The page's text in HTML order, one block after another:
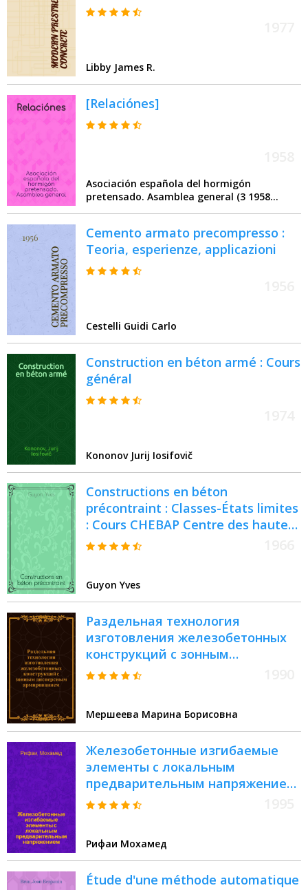
Libby James R.
[Relaciónes]
Asociación española del hormigón
pretensado. Asamblea general (3 1958
Cemento armato precompresso :
Teoria, esperienze, applicazioni
Cestelli Guidi Carlo
Construction en béton armé : Cours
général
Kononov Jurij Iosifovič
Constructions en béton
précontraint : Classes-États limites
: Cours CHEBAP Centre des hautes
études du béton armé et du béton
Guyon Yves
Раздельная технология
изготовления железобетонных
конструкций с зонным
дисперсным армированием :
Мершеева Марина Борисовна
Железобетонные изгибаемые
элементы с локальным
предварительным напряжением
: Автореф. дис. на соиск. учен.
Рифаи Мохамед
Étude d'une méthode automatique